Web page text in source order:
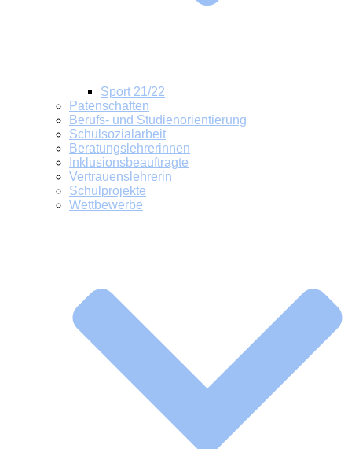
Sport 21/22
Patenschaften
Berufs- und Studienorientierung
Schulsozialarbeit
Beratungslehrerinnen
Inklusionsbeauftragte
Vertrauenslehrerin
Schulprojekte
Wettbewerbe